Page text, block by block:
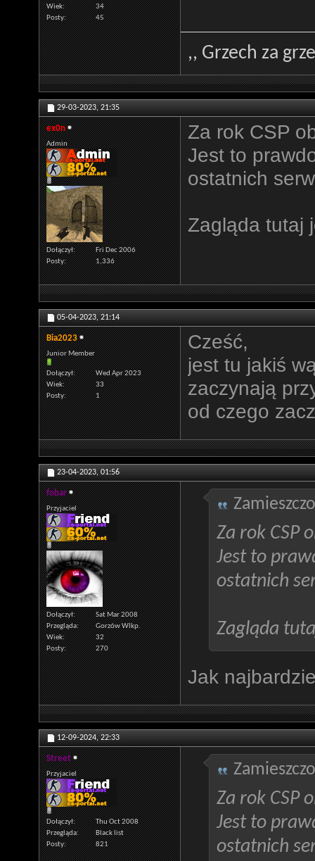
Wiek
34
Posty
45
,, Grzech za
29-03-2023, 21:35
ex0n
Admin
Dołączył
Fri Dec 2006
Posty
1,336
Za rok CSP
Jest to
ostatnich
Zagląda tutaj
05-04-2023, 21:14
Bia2023
Junior Member
Dołączył
Wed Apr 2023
Wiek
33
Posty
1
Cześć,
jest tu jakiś
zaczynają
od czego
23-04-2023, 01:56
fobar
Przyjaciel
Dołączył
Sat Mar 2008
Przegląda
Gorzów Wlkp.
Wiek
32
Posty
270
Za rok CSP
Jest to
ostatnich
Zagląda
Jak
12-09-2024, 22:33
Street
Przyjaciel
Dołączył
Thu Oct 2008
Przegląda
Black list
Posty
821
Za rok CSP
Jest to
ostatnich